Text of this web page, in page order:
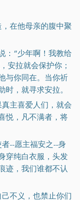
在他母亲的腹中聚
：“少年啊！我教给
安拉就会保护你；
与你同在。当你祈
，就寻求安拉。
主喜爱人们，就会
悦，凡不满者，将
--愿主福安之--身
穿纯白衣服，头发
迹，我们谁都不认
不义，也禁止你们